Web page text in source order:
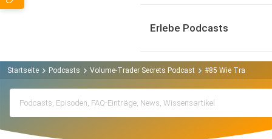
Erlebe Podcasts
Startseite Podcasts Volume-Trader Secrets Podcast #85 Wie Trading dir